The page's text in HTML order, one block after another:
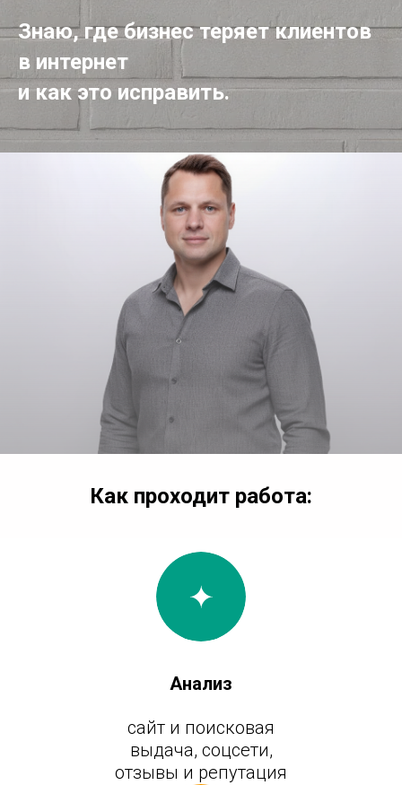
Знаю, где бизнес теряет клиентов
в интернет
и как это исправить.
Как проходит работа:
Анализ
сайт и поисковая
выдача, соцсети,
отзывы и репутация